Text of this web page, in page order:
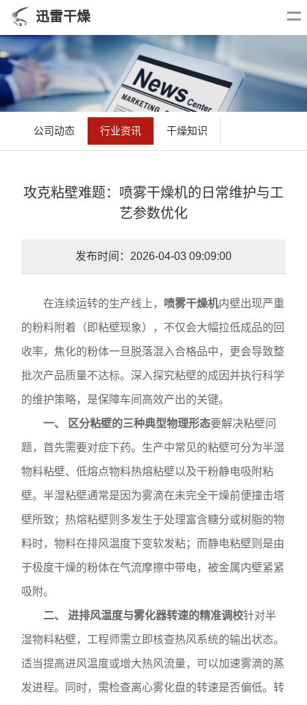
迅雷干燥
公司动态 行业资讯 干燥知识
攻克粘壁难题：喷雾干燥机的日常维护与工
艺参数优化
发布时间：2026-04-03 09:09:00
在连续运转的生产线上， 喷雾干燥机内壁出现严重
的粉料附着（即粘壁现象），不仅会大幅拉低成品的回
收率，焦化的粉体一旦脱落混入合格品中，更会导致整
批次产品质量不达标。深入探究粘壁的成因并执行科学
的维护策略，是保障车间高效产出的关键。
一、 区分粘壁的三种典型物理形态要解决粘壁问
题，首先需要对症下药。生产中常见的粘壁可分为半湿
物料粘壁、低熔点物料热熔粘壁以及干粉静电吸附粘
壁。半湿粘壁通常是因为雾滴在未完全干燥前便撞击塔
壁所致；热熔粘壁则多发生于处理富含糖分或树脂的物
料时，物料在排风温度下变软发粘；而静电粘壁则是由
于极度干燥的粉体在气流摩擦中带电，被金属内壁紧紧
吸附。
二、 进排风温度与雾化器转速的精准调校针对半
湿物料粘壁，工程师需立即核查热风系统的输出状态。
适当提高进风温度或增大热风流量，可以加速雾滴的蒸
发进程。同时，需检查离心雾化盘的转速是否偏低。转